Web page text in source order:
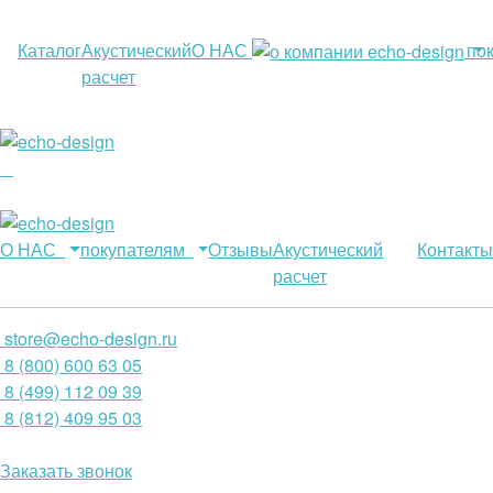
КаталогАкустический
расчет
О НАС
О НАС покупателям ОтзывыАкустический
расчет
Контакты
store@echo-design.ru
8 (800) 600 63 05
8 (499) 112 09 39
8 (812) 409 95 03
Заказать звонок